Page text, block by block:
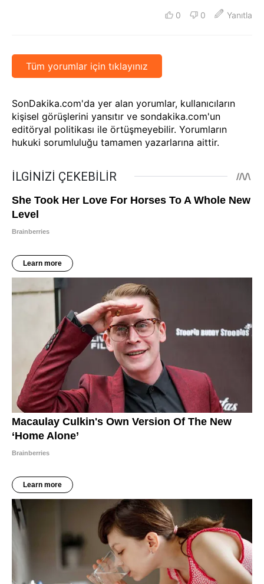
0 0 Yanıtla
Tüm yorumlar için tıklayınız
SonDakika.com'da yer alan yorumlar, kullanıcıların
kişisel görüşlerini yansıtır ve sondakika.com'un
editöryal politikası ile örtüşmeyebilir. Yorumların
hukuki sorumluluğu tamamen yazarlarına aittir.